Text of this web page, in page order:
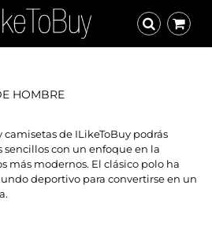
HOMBRE
camisetas de ILikeToBuy podrás
con un enfoque en la
más modernos. El clásico polo ha
deportivo para convertirse en un